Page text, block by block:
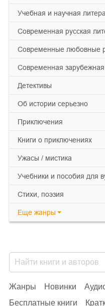
учебная и научная
современная русская
современные любовные
современная
детективы
об истории серьезно
приключения
книги о приключениях
ужасы / мистика
учебники и пособия для
cтихи, поэзия
Еще жанры
Жанры Новинки
Бесплатные книги